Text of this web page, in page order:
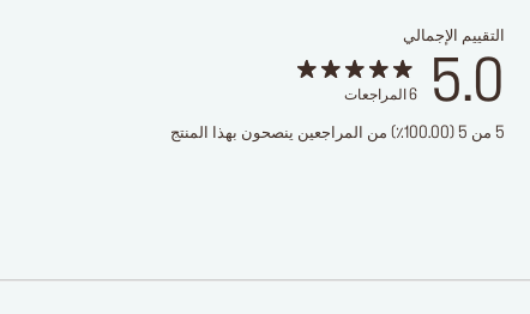
التقييم الإجمالي
5.0
6 المراجعات
5 من 5 (100.00٪) من المراجعين ينصحون بهذا المنتج